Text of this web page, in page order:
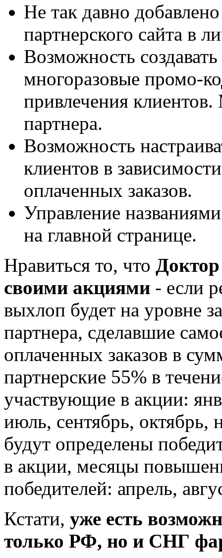
Не так давно
партнерского сайта в
Возможность
многоразовые промо-
привлечения
партнера.
Возможность
клиентов в
оплаченных заказов.
Управление
на главной странице.
Нравиться то, что
своими акциями - если
выхлоп будет на уровне
партнера, сделавшие
оплаченных заказов в
партнерские 55% в
участвующие в акции:
июль, сентябрь, октябрь,
будут определены
в акции, месяцы
победителей: апрель,
Кстати, уже есть
только РФ, но и СНГ